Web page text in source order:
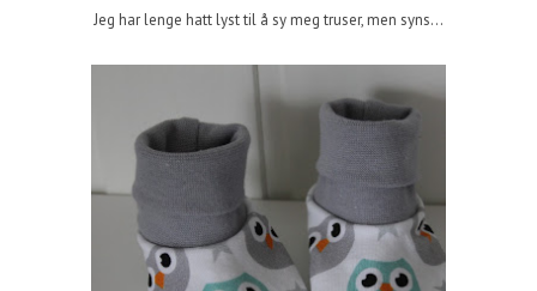
Jeg har lenge hatt lyst til å sy meg truser, men syns...